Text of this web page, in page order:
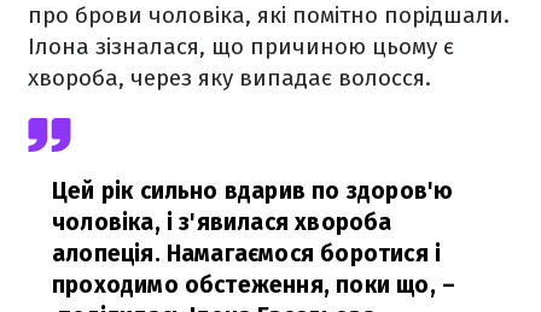
про брови чоловіка, які помітно порідшали.
Ілона зізналася, що причиною цьому є
хвороба, через яку випадає волосся.
Цей рік сильно вдарив по здоров'ю
чоловіка, і з'явилася хвороба
алопеція. Намагаємося боротися і
проходимо обстеження, поки що, –